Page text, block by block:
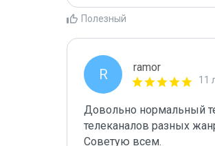
Полезный
R ramor
11
Довольно нормальный
телеканалов разных
Советую всем.